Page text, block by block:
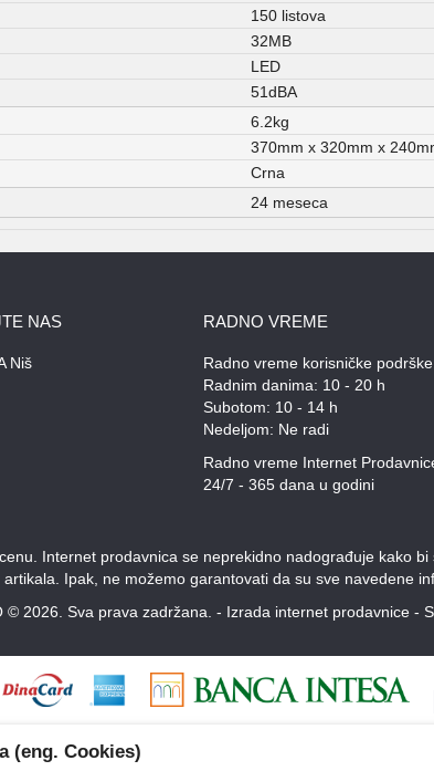
150 listova
32MB
LED
51dBA
6.2kg
370mm x 320mm x
Crna
24 meseca
NAS
Niš
RADNO VREME
Radno vreme korisničke
Radnim danima: 10 - 20 h
Subotom: 10 - 14 h
Nedeljom: Ne radi
Radno vreme Internet
24/7 - 365 dana u godini
Internet prodavnica se neprekidno nadograđuje kako
Ipak, ne možemo garantovati da su sve navedene
© 2026. Sva prava zadržana. - Izrada internet prodavnice -
(eng. Cookies)